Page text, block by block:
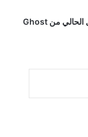
تسريب خصائص نسخة الجيل الحالي من Ghost